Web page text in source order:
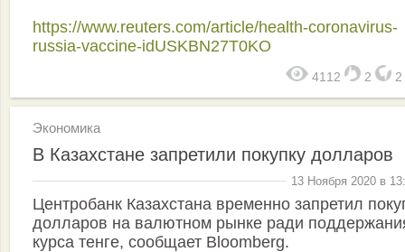
https://www.reuters.com/article/health-coronavirus-
russia-vaccine-idUSKBN27T0KO
4112 2 2
Экономика
В Казахстане запретили покупку долларов
13 Ноября 2020 в
Центробанк Казахстана временно запретил
долларов на валютном рынке ради
курса тенге, сообщает Bloomberg.